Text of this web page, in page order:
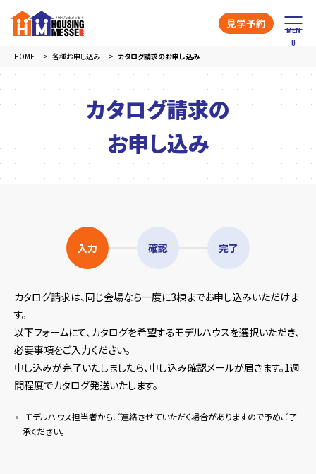
見学予約
HOME 各種お申し込み カタログ請求のお申し込み
カタログ請求の
お申し込み
入力 確認 完了
カタログ請求は、同じ会場なら一度に3棟までお申し込みいただけま
す。
以下フォームにて、カタログを希望するモデルハウスを選択いただき、
必要事項をご入力ください。
申し込みが完了いたしましたら、申し込み確認メールが届きます。1週
間程度でカタログ発送いたします。
モデルハウス担当者からご連絡させていただく場合がありますので予めご了
承ください。